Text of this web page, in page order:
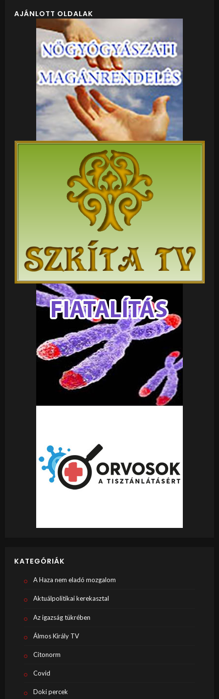
AJÁNLOTT OLDALAK
KATEGÓRIÁK
A Haza nem eladó mozgalom
Aktuálpolitikai kerekasztal
Az igazság tükrében
Álmos Király TV
Citonorm
Covid
Doki percek